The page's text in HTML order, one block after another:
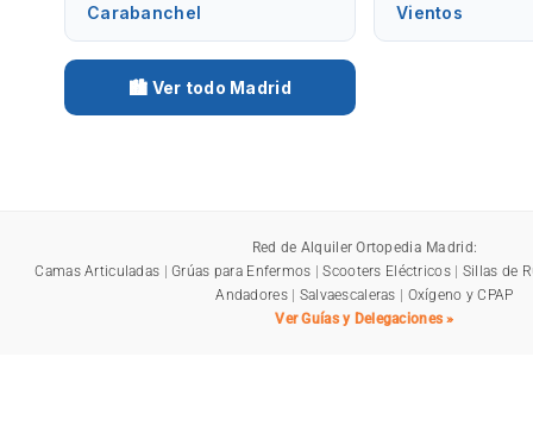
Carabanchel
Vientos
🏙️ Ver todo Madrid
Red de Alquiler Ortopedia Madrid:
Camas Articuladas |Grúas para Enfermos |Scooters Eléctricos| Sillas de
Andadores| Salvaescaleras | Oxígeno y CPAP
Ver Guías y Delegaciones »